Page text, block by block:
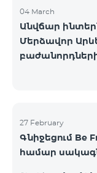
04 March
Անվճար
Մերձավոր
27 February
Գնիջեցում Be
համար